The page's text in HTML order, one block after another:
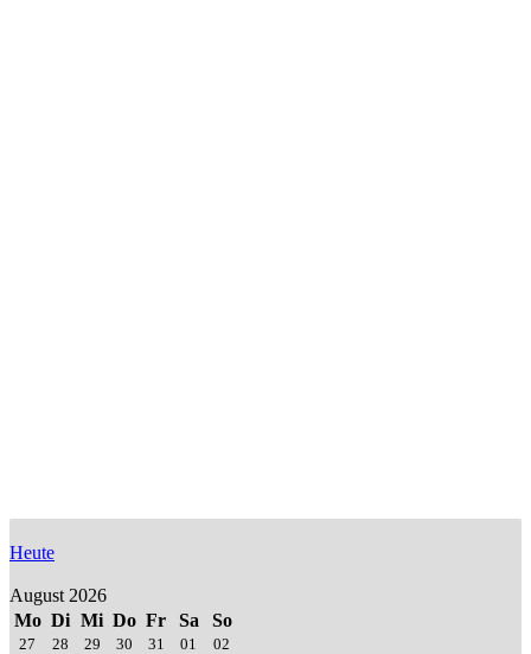
Heute
August 2026
Mo Di Mi Do Fr Sa So
27 28 29 30 31 01
02